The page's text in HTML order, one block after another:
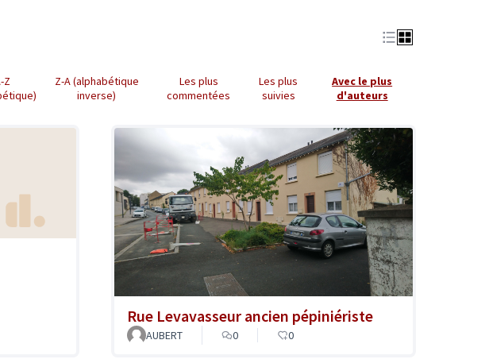
Z
Z-A (alphabétique
inverse)
Les plus
commentées
Les plus
suivies
Avec le plus
d'auteurs
Rue Levavasseur ancien pépiniériste
AUBERT 0 0